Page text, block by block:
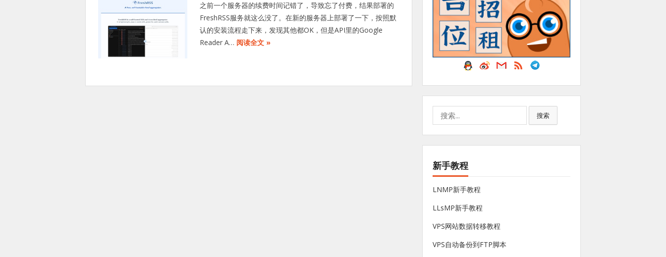
之前一个服务器的续费时间记错了，导致忘了付费，结果部署的
FreshRSS服务就这么没了。在新的服务器上部署了一下，按照默
认的安装流程走下来，发现其他都OK，但是API里的Google
Reader A… 阅读全文 »
搜索
新手教程
LNMP新手教程
LLsMP新手教程
VPS网站数据转移教程
VPS自动备份到FTP脚本